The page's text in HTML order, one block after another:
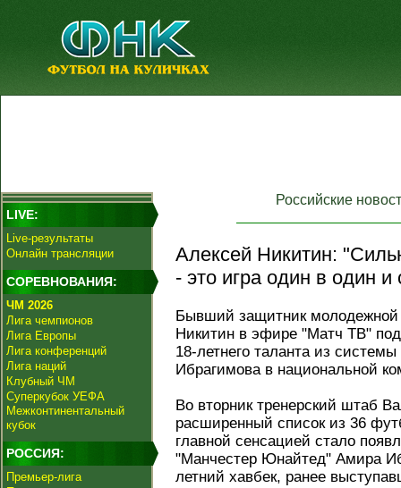
LIVE:
Live-результаты
Онлайн трансляции
СОРЕВНОВАНИЯ:
ЧМ 2026
Лига чемпионов
Лига Европы
Лига конференций
Лига наций
Клубный ЧМ
Суперкубок УЕФА
Межконтинентальный
кубок
РОССИЯ:
Премьер-лига
Российские
Алексей Никитин:
- это игра один в один и
Бывший защитник молодежной
Никитин в эфире "Матч ТВ"
18-летнего таланта из системы
Ибрагимова в национальной
Во вторник тренерский штаб
расширенный список из 36
главной сенсацией стало
"Манчестер Юнайтед" Амира
летний хавбек, ранее